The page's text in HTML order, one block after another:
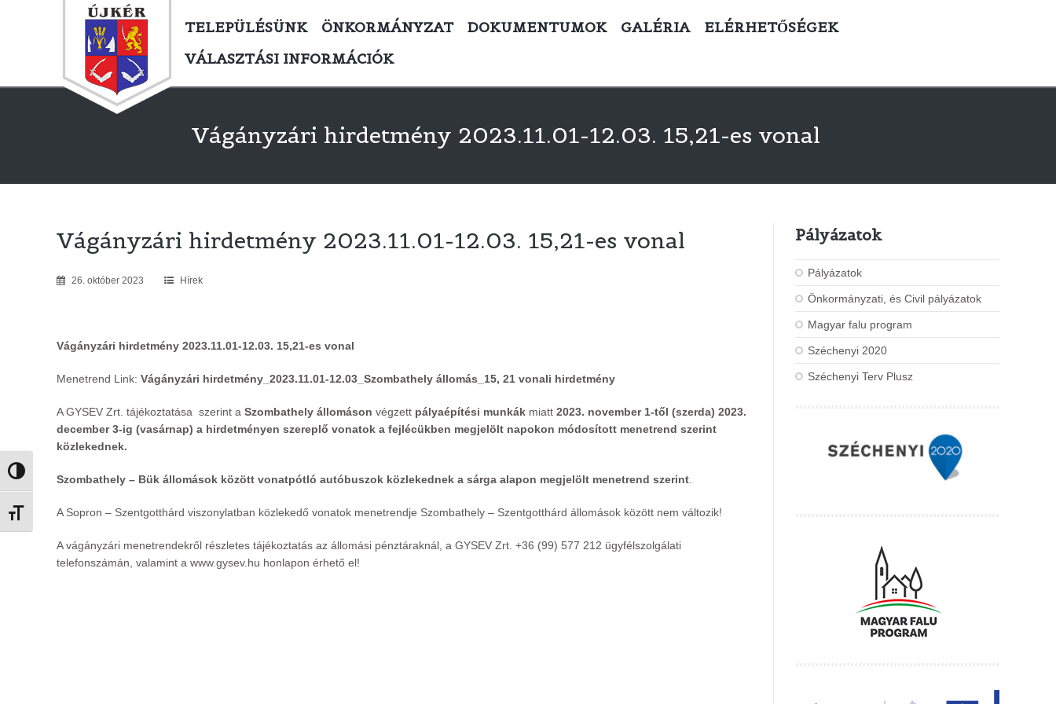
Nagy kontraszt váltása
Betűméret váltása
TELEPÜLÉSÜNK ÖNKORMÁNYZAT DOKUMENTUMOK GALÉRIA
ELÉRHETŐSÉGEK
VÁLASZTÁSI INFORMÁCIÓK
Vágányzári hirdetmény 2023.11.01-12.03. 15,21-es vonal
Vágányzári hirdetmény 2023.11.01-12.03. 15,21-es vonal
26. október 2023 Hírek
Vágányzári hirdetmény 2023.11.01-12.03. 15,21-es vonal
Menetrend Link: Vágányzári hirdetmény_2023.11.01-12.03_Szombathely állomás_15, 21 vonali hirdetmény
A GYSEV Zrt. tájékoztatása szerint a Szombathely állomáson végzett pályaépítési munkák miatt 2023. november 1-től (szerda) 2023.
december 3-ig (vasárnap) a hirdetményen szereplő vonatok a fejlécükben megjelölt napokon módosított menetrend szerint
közlekednek.
Szombathely – Bük állomások között vonatpótló autóbuszok közlekednek a sárga alapon megjelölt menetrend szerint
A Sopron – Szentgotthárd viszonylatban közlekedő vonatok menetrendje Szombathely – Szentgotthárd állomások között nem változik!
A vágányzári menetrendekről részletes tájékoztatás az állomási pénztáraknál, a GYSEV Zrt. +36 (99) 577 212 ügyfélszolgálati
telefonszámán, valamint a www.gysev.hu honlapon érhető el!
Pályázatok
Pályázatok
Önkormányzati, és Civil pályázatok
Magyar falu program
Széchenyi 2020
Széchenyi Terv Plusz